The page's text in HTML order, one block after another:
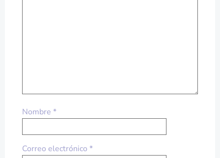
Nombre *
Correo electrónico *